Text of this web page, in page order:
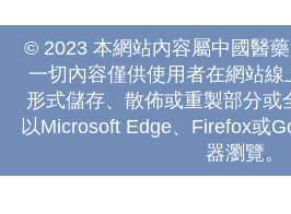
© 2023 本網站內容屬中國醫
一切內容僅供使用者在網站
形式儲存、散佈或重製部分或
以Microsoft Edge、Firefox或
器瀏覽。